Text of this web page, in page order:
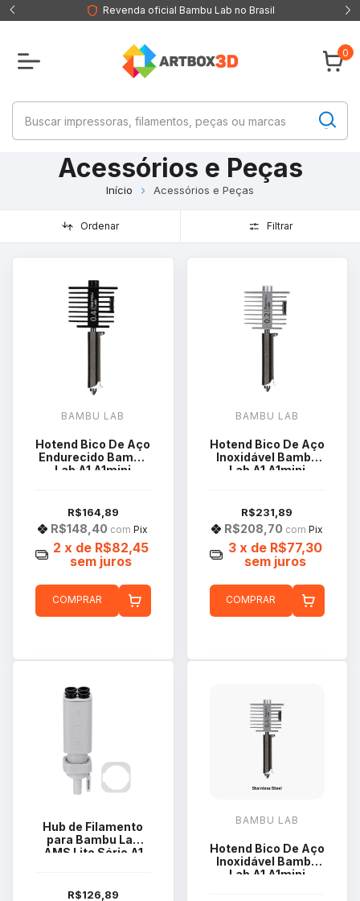
Revenda oficial Bambu Lab no Brasil
0
Acessórios e Peças
Início Acessórios e Peças
Ordenar Filtrar
BAMBU LAB
Hotend Bico De Aço
Endurecido Bambu
Lab A1 A1mini
R$164,89
R$148,40 com Pix
2 x de R$82,45
sem juros
COMPRAR
BAMBU LAB
Hotend Bico De Aço
Inoxidável Bambu
Lab A1 A1mini
R$231,89
R$208,70 com Pix
3 x de R$77,30
sem juros
COMPRAR
Hub de Filamento
para Bambu Lab
AMS Lite Série A1
R$126,89
BAMBU LAB
Hotend Bico De Aço
Inoxidável Bambu
Lab A1 A1mini